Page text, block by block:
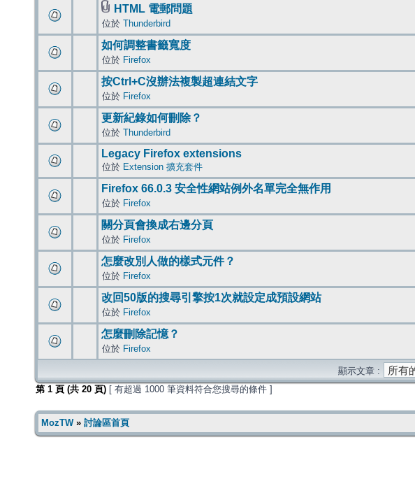
HTML 電郵問題
位於 Thunderbird
如何調整書籤寬度
位於 Firefox
按Ctrl+C沒辦法複製超連結文字
位於 Firefox
更新紀錄如何刪除？
位於 Thunderbird
Legacy Firefox extensions
位於 Extension 擴充套件
Firefox 66.0.3 安全性網站例外名單完全無作用
位於 Firefox
關分頁會換成右邊分頁
位於 Firefox
怎麼改別人做的樣式元件？
位於 Firefox
改回50版的搜尋引擎按1次就設定成預設網站
位於 Firefox
怎麼刪除記憶？
位於 Firefox
顯示文章 :
第 1 頁 (共 20 頁) [ 有超過 1000 筆資料符合您搜尋的條件 ]
MozTW» 討論區首頁